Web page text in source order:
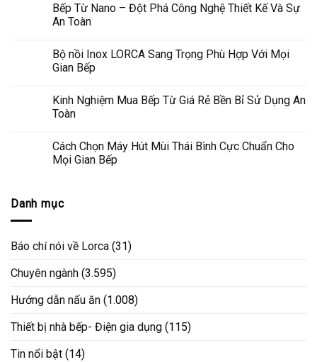
Bếp Từ Nano – Đột Phá Công Nghệ Thiết Kế Và Sự
An Toàn
Bộ nồi Inox LORCA Sang Trọng Phù Hợp Với Mọi
Gian Bếp
Kinh Nghiệm Mua Bếp Từ Giá Rẻ Bền Bỉ Sử Dụng An
Toàn
Cách Chọn Máy Hút Mùi Thái Bình Cực Chuẩn Cho
Mọi Gian Bếp
Danh mục
Báo chí nói về Lorca (31)
Chuyên ngành (3.595)
Hướng dẫn nấu ăn (1.008)
Thiết bị nhà bếp- Điện gia dụng (115)
Tin nổi bật (14)